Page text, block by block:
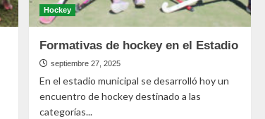
Hockey
Formativas de hockey en el Estadio
septiembre 27, 2025
En el estadio municipal se desarrolló hoy un
encuentro de hockey destinado a las
categorías...